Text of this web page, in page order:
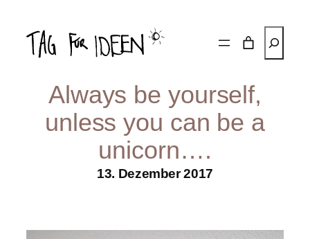
Inhalt
springen
Always be yourself,
unless you can be a
unicorn….
13. Dezember 2017